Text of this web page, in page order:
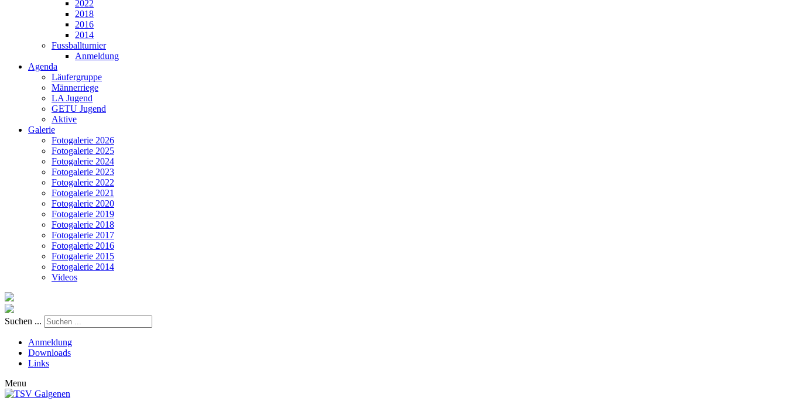
2022
2018
2016
2014
Fussballturnier
Anmeldung
Agenda
Läufergruppe
Männerriege
LA Jugend
GETU Jugend
Aktive
Galerie
Fotogalerie 2026
Fotogalerie 2025
Fotogalerie 2024
Fotogalerie 2023
Fotogalerie 2022
Fotogalerie 2021
Fotogalerie 2020
Fotogalerie 2019
Fotogalerie 2018
Fotogalerie 2017
Fotogalerie 2016
Fotogalerie 2015
Fotogalerie 2014
Videos
Suchen ...
Anmeldung
Downloads
Links
Menu